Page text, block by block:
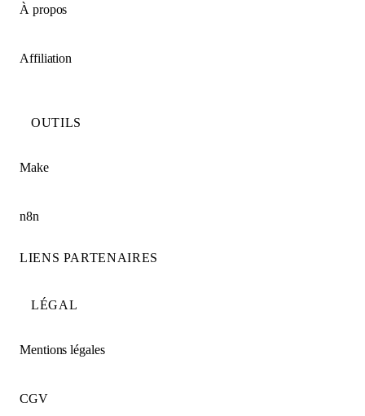
À propos
Affiliation
OUTILS
Make
n8n
LIENS PARTENAIRES
LÉGAL
Mentions légales
CGV